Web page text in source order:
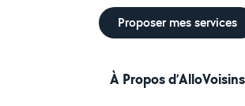
Proposer mes services
À Propos d’AlloVoisins